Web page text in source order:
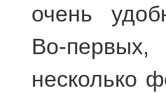
очень
Во-
несколько